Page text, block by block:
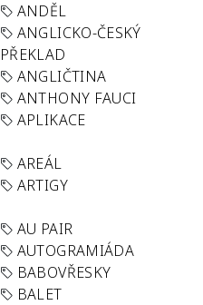
ANDĚL
ANGLICKO-ČESKÝ
PŘEKLAD
ANGLIČTINA
ANTHONY FAUCI
APLIKACE
AREÁL
ARTIGY
AU PAIR
AUTOGRAMIÁDA
BABOVŘESKY
BALET